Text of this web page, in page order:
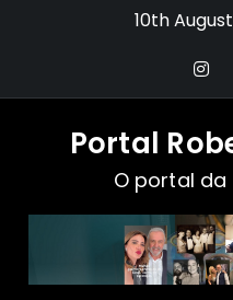
10th
Portal
O portal